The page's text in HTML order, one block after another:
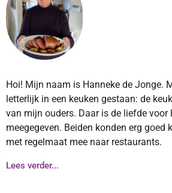
Hoi! Mijn naam is Hanneke de Jonge.
letterlijk in een keuken gestaan: de
van mijn ouders. Daar is de liefde voor
meegegeven. Beiden konden erg goed
met regelmaat mee naar restaurants.
Lees verder...